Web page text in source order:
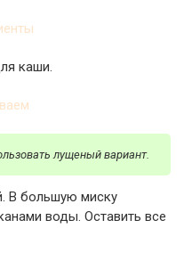
каши.
лущеный вариант.
В большую миску
воды. Оставить все